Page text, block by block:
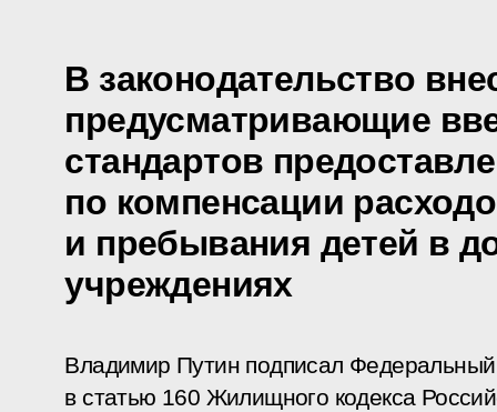
В законодательство
предусматривающие
стандартов
по компенсации
и пребывания детей в
учреждениях
Владимир Путин подписал
в статью 160 Жилищного кодекса